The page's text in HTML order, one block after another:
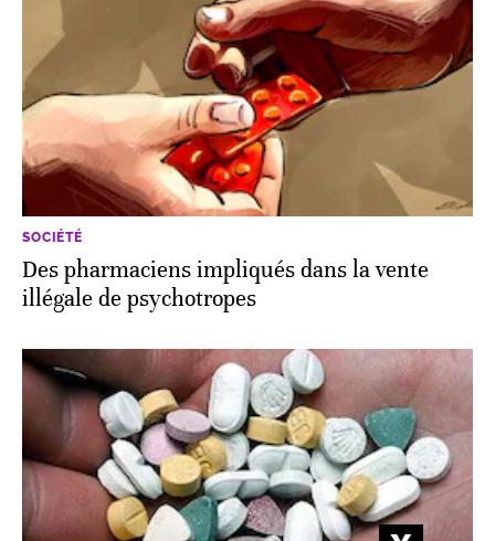
SOCIÉTÉ
Des pharmaciens impliqués dans la vente
illégale de psychotropes